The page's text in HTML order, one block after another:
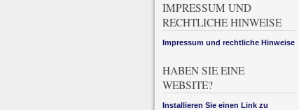
IMPRESSUM UND
RECHTLICHE HINWEISE
Impressum und rechtliche Hinweise
HABEN SIE EINE
WEBSITE?
Installieren Sie einen Link zu